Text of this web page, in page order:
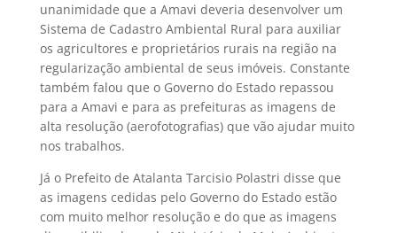
unanimidade que a Amavi deveria desenvolver um
Sistema de Cadastro Ambiental Rural para auxiliar
os agricultores e proprietários rurais na região na
regularização ambiental de seus imóveis. Constante
também falou que o Governo do Estado repassou
para a Amavi e para as prefeituras as imagens de
alta resolução (aerofotografias) que vão ajudar muito
nos trabalhos.
Já o Prefeito de Atalanta Tarcisio Polastri disse que
as imagens cedidas pelo Governo do Estado estão
com muito melhor resolução e do que as imagens